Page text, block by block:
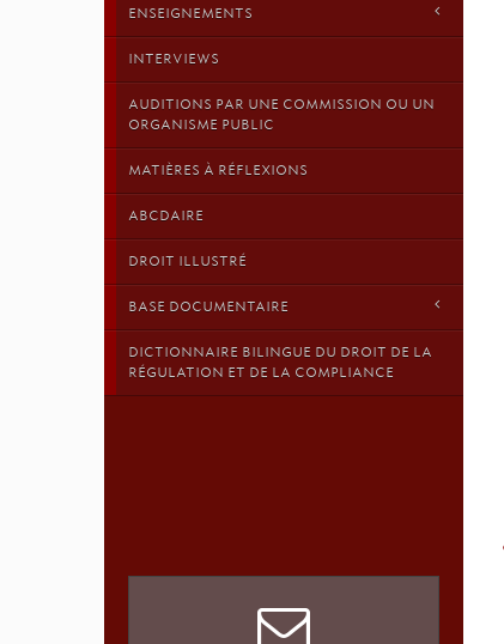
ENSEIGNEMENTS
INTERVIEWS
AUDITIONS PAR UNE COMMISSION OU UN
ORGANISME PUBLIC
MATIÈRES À RÉFLEXIONS
ABCDAIRE
DROIT ILLUSTRÉ
BASE DOCUMENTAIRE
DICTIONNAIRE BILINGUE DU DROIT DE LA
RÉGULATION ET DE LA COMPLIANCE